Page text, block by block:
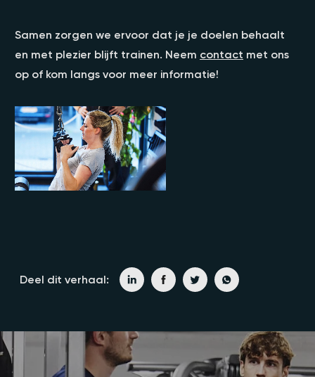
Samen zorgen we ervoor dat je je doelen behaalt
en met plezier blijft trainen. Neem contact met ons
op of kom langs voor meer informatie!
Deel dit verhaal: